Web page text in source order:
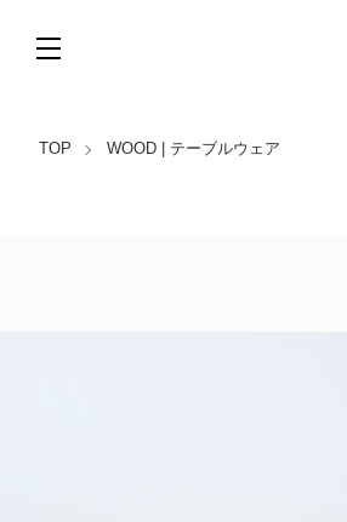
TOP WOOD | テーブルウェア